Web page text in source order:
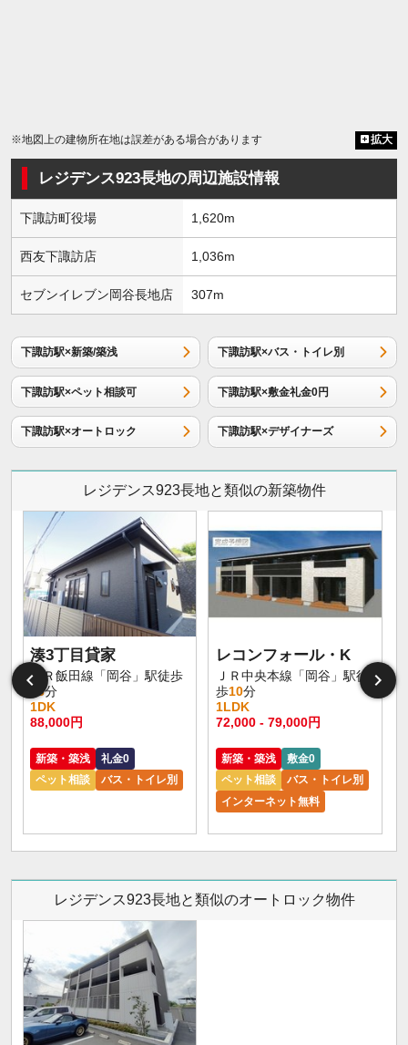
※地図上の建物所在地は誤差がある場合があります 拡大
レジデンス923長地の周辺施設情報
下諏訪町役場 1,620m
西友下諏訪店 1,036m
セブンイレブン岡谷長地店 307m
下諏訪駅×新築/築浅 下諏訪駅×バス・トイレ別
下諏訪駅×ペット相談可 下諏訪駅×敷金礼金0円
下諏訪駅×オートロック 下諏訪駅×デザイナーズ
レジデンス923長地と類似の新築物件
湊3丁目貸家
ＪＲ飯田線「岡谷」駅徒歩
46分
1DK
88,000円
新築・築浅
礼金0
ペット相談
バス・トイレ別
レコンフォール・K
ＪＲ中央本線「岡谷」駅徒
歩10分
1LDK
72,000 - 79,000円
新築・築浅
敷金0
ペット相談
バス・トイレ別
インターネット無料
レジデンス923長地と類似のオートロック物件